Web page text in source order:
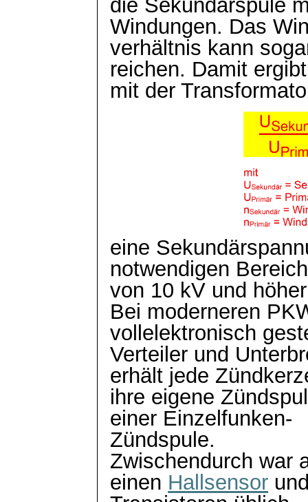
die Sekundärspule
Windungen. Das
verhältnis kann
reichen. Damit
mit der
eine
notwendigen Bereich
von 10 kV und
Bei moderneren
vollelektronisch
Verteiler und
erhält jede
ihre eigene
einer Einzelfunken-
Zündspule.
Zwischendurch war
einen Hallsensor